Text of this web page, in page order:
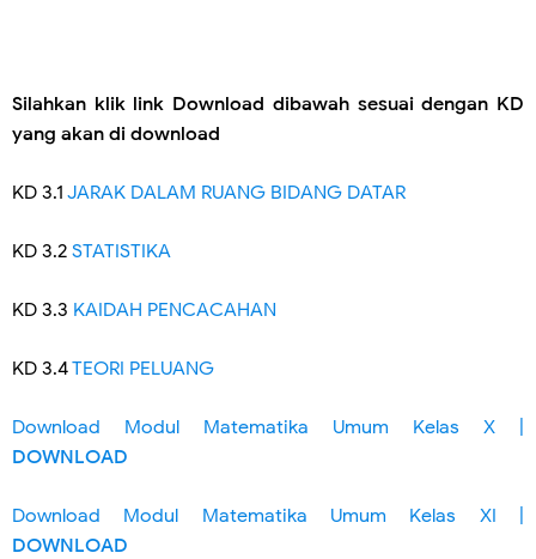
Silahkan klik link Download dibawah sesuai dengan KD
yang akan di download
KD 3.1 JARAK DALAM RUANG BIDANG DATAR
KD 3.2 STATISTIKA
KD 3.3 KAIDAH PENCACAHAN
KD 3.4TEORI PELUANG
Download Modul Matematika Umum Kelas X |
DOWNLOAD
Download Modul Matematika Umum Kelas XI |
DOWNLOAD